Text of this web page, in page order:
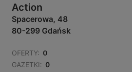
Action
Spacerowa, 48
80-299 Gdańsk
OFERTY: 0
GAZETKI: 0